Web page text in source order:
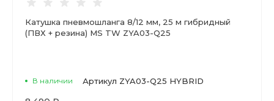
Катушка пневмошланга 8/12 мм, 25 м гибридный
(ПВХ + резина) MS TW ZYA03-Q25
В наличии Артикул ZYA03-Q25 HYBRID